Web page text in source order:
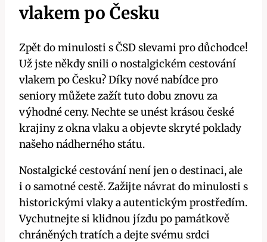
vlakem po Česku
Zpět do minulosti s ČSD slevami pro důchodce!
Už jste někdy snili o nostalgickém cestování
vlakem po Česku? Díky nové nabídce pro
seniory můžete zažít tuto dobu znovu za
výhodné ceny. Nechte se unést krásou české
krajiny z okna vlaku a objevte skryté poklady
našeho nádherného státu.
Nostalgické cestování není jen o destinaci, ale
i o samotné cestě. Zažijte návrat do minulosti s
historickými vlaky a autentickým prostředím.
Vychutnejte si klidnou jízdu po památkově
chráněných tratích a dejte svému srdci